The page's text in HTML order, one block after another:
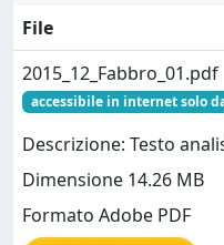
File
2015_12_Fabbro_01.pdf
accessibile in internet solo
Descrizione: Testo
Dimensione 14.26 MB
Formato Adobe PDF